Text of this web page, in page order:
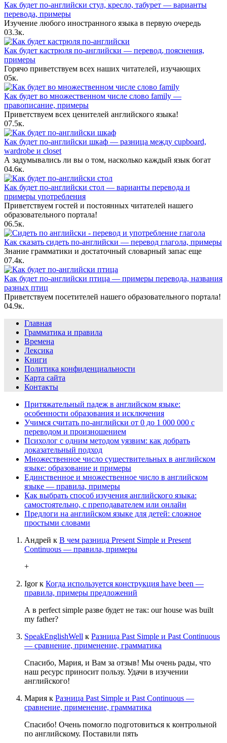
Как будет по-английски стул, кресло, табурет — варианты
перевода, примеры
Изучение любого иностранного языка в первую очередь
03.3к.
Как будет кастрюля по-английски — перевод, пояснения,
примеры
Горячо приветствуем всех наших читателей, изучающих
05к.
Как будет во множественном числе слово family —
правописание, примеры
Приветствуем всех ценителей английского языка!
07.5к.
Как будет по-английски шкаф — разница между cupboard,
wardrobe и closet
А задумывались ли вы о том, насколько каждый язык богат
04.6к.
Как будет по-английски стол — варианты перевода и
примеры употребления
Приветствуем гостей и постоянных читателей нашего
образовательного портала!
06.5к.
Как сказать сидеть по-английски — перевод глагола, примеры
Знание грамматики и достаточный словарный запас еще
07.4к.
Как будет по-английски птица — примеры перевода, названия
разных птиц
Приветствуем посетителей нашего образовательного портала!
04.9к.
Главная
Грамматика и правила
Времена
Лексика
Книги
Политика конфиденциальности
Карта сайта
Контакты
Притяжательный падеж в английском языке:
особенности образования и исключения
Учимся считать по-английски от 0 до 1 000 000 с
переводом и произношением
Психолог с одним методом уязвим: как добрать
доказательный подход
Множественное число существительных в английском
языке: образование и примеры
Единственное и множественное число в английском
языке — правила, примеры
Как выбрать способ изучения английского языка:
самостоятельно, с преподавателем или онлайн
Предлоги на английском языке для детей: сложное
простыми словами
Андрей к В чем разница Present Simple и Present
Continuous — правила, примеры
+
Igorк Когда используется конструкция have been —
правила, примеры предложений
А в perfect simple разве будет не так: our house was built
my father?
SpeakEnglishWell к Разница Past Simple и Past Continuous
— сравнение, применение, грамматика
Спасибо, Мария, и Вам за отзыв! Мы очень рады, что
наш ресурс приносит пользу. Удачи в изучении
английского!
Мария к Разница Past Simple и Past Continuous —
сравнение, применение, грамматика
Спасибо! Очень помогло подготовиться к контрольной
по английскому. Поставили пять